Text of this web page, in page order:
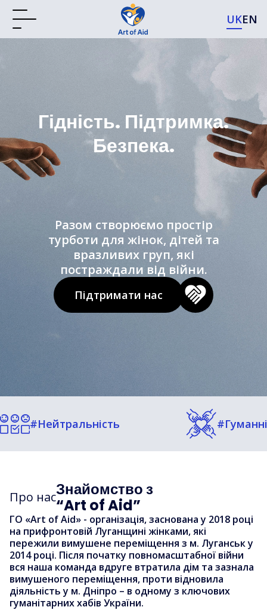
UKEN
Гідність. Підтримка.
Безпека.
Разом створюємо простір
турботи для жінок, дітей та
вразливих груп, які
постраждали від війни.
Підтримати нас
#Гуманність
Про насЗнайомство з
“Art of Aid”
ГО «Art of Aid» - організація, заснована у 2018 році
на прифронтовій Луганщині жінками, які
пережили вимушене переміщення з м. Луганськ у
2014 році. Після початку повномасштабної війни
вся наша команда вдруге втратила дім та зазнала
вимушеного переміщення, проти відновила
діяльність у м. Дніпро – в одному з ключових
гуманітарних хабів України.